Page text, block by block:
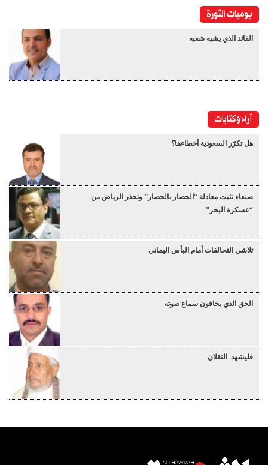
يوميات الثورة
القائد الذي يشبه شعبه
آراء وكتابات
هل تكرّر السعودية أخطاءها؟
صنعاء تثبت معادلة “الحصار بالحصار” وتحذر الرياض من
“عسكرة البحر”
تلاشي التحالفات أمام البأس اليماني
الحق الذي يخافون سماع صوته
فليشهد الثقلان